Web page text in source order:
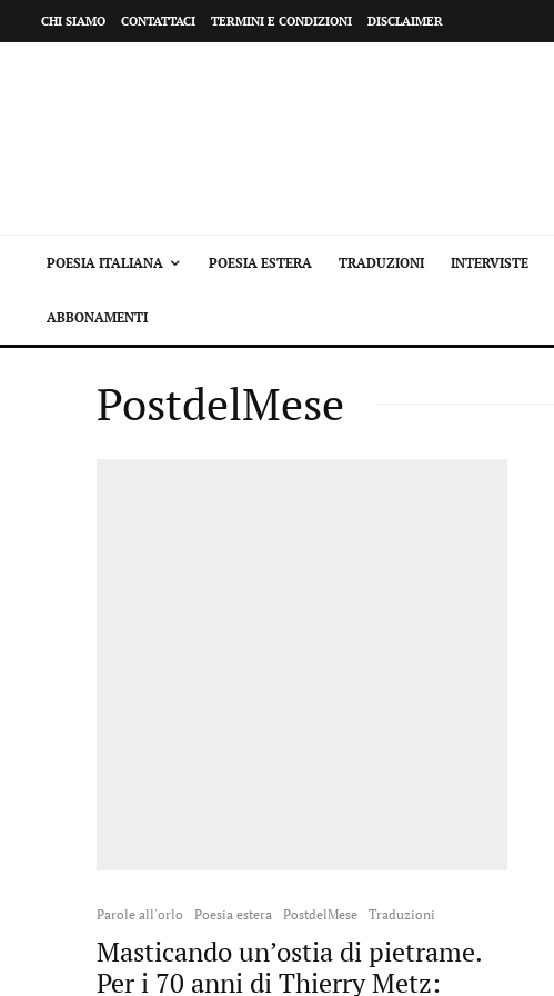
CHI SIAMO CONTATTACI TERMINI E CONDIZIONI DISCLAIMER
POESIA ITALIANA POESIA ESTERA TRADUZIONI INTERVISTE
ABBONAMENTI
PostdelMese
Parole all'orlo Poesia estera PostdelMese Traduzioni
Masticando un’ostia di pietrame.
Per i 70 anni di Thierry Metz: